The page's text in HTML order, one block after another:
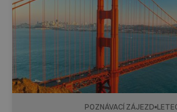
POZNÁVACÍ ZÁJEZD